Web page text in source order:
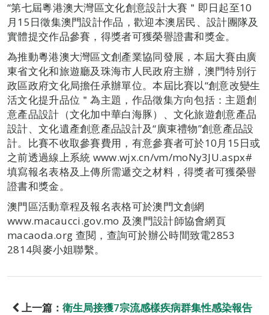
“第七屆粵港澳大灣區文化創意設計大賽＂即日起至10
月15日徵集澳門設計作品，歡迎本澳居民、設計團隊及
實體提交作品參賽，得獎者可獲榮譽證書和獎金。
為推動粵港澳大灣區文創產業協同發展，本屆大賽由廣
東省文化和旅遊廳及珠海市人民政府主辦，澳門特別行
政區政府文化局擔任承辦單位。本屆比賽以“創意改變生
活文化提升品位＂為主題，作品徵集方向包括：主題創
意產品設計（文化加中華白海豚）、文化旅遊創意產品
設計、文化遺產創意產品設計及“廣東禮物”創意產品設
計。比賽不收取參賽費用，有意參賽者可於10月15日或
之前透過線上系統 www.wjx.cn/vm/moNy3JU.aspx#
填寫報名表格及上傳所需遞交之材料，得獎者可獲榮譽
證書和獎金。
澳門區活動章程及報名表格可於澳門文創網
www.macaucci.gov.mo 及澳門設計師協會網頁
macaoda.org 查閱，查詢可於辦公時間致電2853
2814與麥小姐聯繫。
上一篇： 衛生局接獲7宗流感樣疾病群集性感染報告